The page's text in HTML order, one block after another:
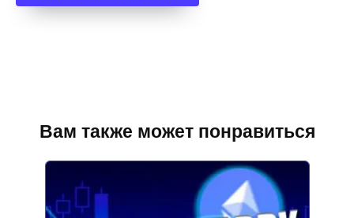
Вам также может понравиться